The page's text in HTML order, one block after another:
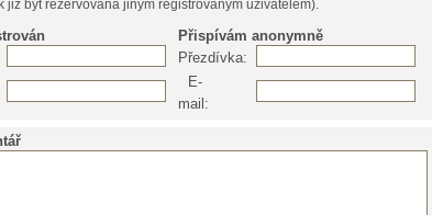
již být rezervována jiným registrovaným uživatelem).
Přispívám anonymně
Přezdívka:
E-
mail: